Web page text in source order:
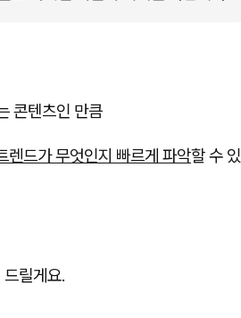
콘텐츠인 만큼
렌드가 무엇인지 빠르게 파악할 수 있
릴게요.